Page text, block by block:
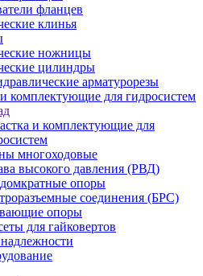
фланцев
клинья
ножницы
цилиндры
арматурорезы
комплектующие для гидросистем
и комплектующие для
многоходовые
высокого давления (РВД)
опоры
соединения (БРС)
опоры
для гайковертов